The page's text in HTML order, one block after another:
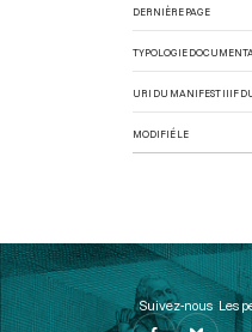
DERNIÈRE PAGE
TYPOLOGIE
URI DU MANIFEST IIIF
MODIFIÉ LE
Suivez-nous Les